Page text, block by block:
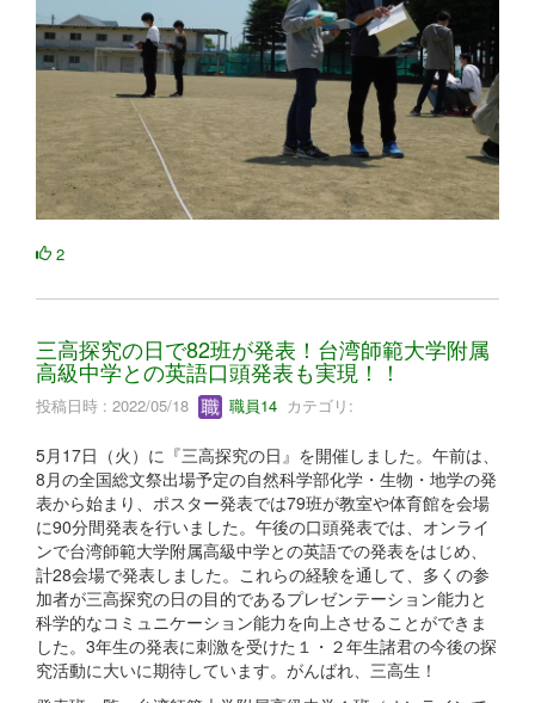
2
三高探究の日で82班が発表！台湾師範大学附属
高級中学との英語口頭発表も実現！！
投稿日時 : 2022/05/18 職員14 カテゴリ:
5月17日（火）に『三高探究の日』を開催しました。午前は、
8月の全国総文祭出場予定の自然科学部化学・生物・地学の発
表から始まり、ポスター発表では79班が教室や体育館を会場
に90分間発表を行いました。午後の口頭発表では、オンライ
ンで台湾師範大学附属高級中学との英語での発表をはじめ、
計28会場で発表しました。これらの経験を通して、多くの参
加者が三高探究の日の目的であるプレゼンテーション能力と
科学的なコミュニケーション能力を向上させることができま
した。3年生の発表に刺激を受けた１・２年生諸君の今後の探
究活動に大いに期待しています。がんばれ、三高生！